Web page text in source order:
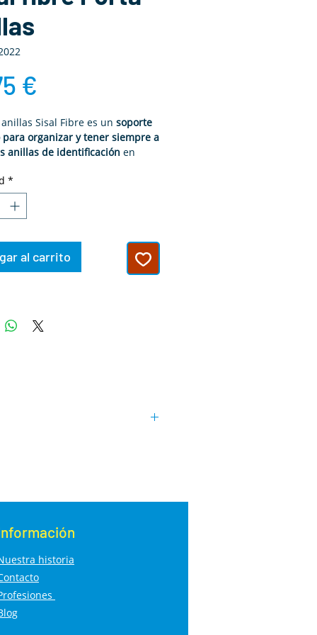
€
Sisal Fibre es un soporte
para organizar y tener siempre a
anillas de identificación en
otras aves de jaula. Pensado
que trabajan con orden y
en la temporada de cría.
*
al carrito
historia